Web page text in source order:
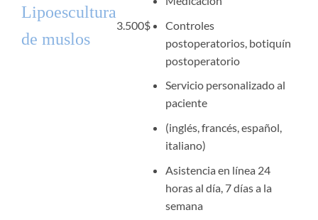
Lipoescultura
de muslos
3.500$
Controles
postoperatorios, botiquín
postoperatorio
Servicio personalizado al
paciente
(inglés, francés, español,
italiano)
Asistencia en línea 24
horas al día, 7 días a la
semana